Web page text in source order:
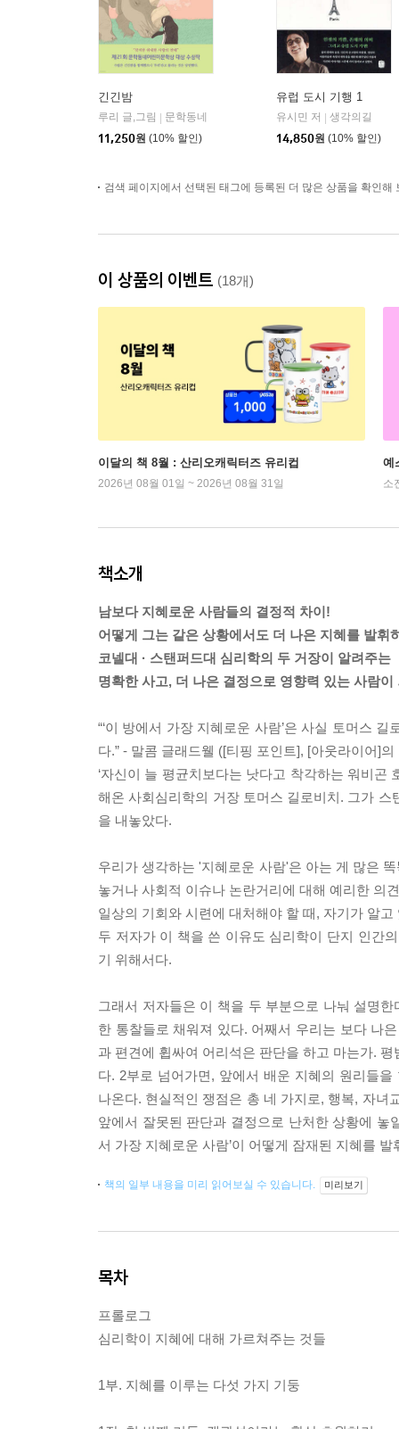
긴긴밤
루리 글,그림
문학동네
11,250원 (10% 할인)
유럽 도시 기행 1
유시민 저
생각의길
14,850원 (10% 할인)
검색 페이지에서 선택된 태그에 등록된 더 많은 상품을 확인해
이 상품의 이벤트 (18개)
이달의 책 8월 : 산리오캐릭터즈 유리컵
2026년 08월 01일 ~ 2026년 08월 31일
예
소
책소개
남보다 지혜로운 사람들의 결정적 차이!
어떻게 그는 같은 상황에서도 더 나은 지혜를 발휘
코넬대 · 스탠퍼드대 심리학의 두 거장이 알려주는
명확한 사고, 더 나은 결정으로 영향력 있는 사람이
“‘이 방에서 가장 지혜로운 사람’은 사실 토머스
다.” - 말콤 글래드웰 ([티핑 포인트], [아웃라이어]의
‘자신이 늘 평균치보다는 낫다고 착각하는 워비곤
해온 사회심리학의 거장 토머스 길로비치. 그가
을 내놓았다.
우리가 생각하는 '지혜로운 사람'은 아는 게 많은
놓거나 사회적 이슈나 논란거리에 대해 예리한 의
일상의 기회와 시련에 대처해야 할 때, 자기가 알
두 저자가 이 책을 쓴 이유도 심리학이 단지 인간
기 위해서다.
그래서 저자들은 이 책을 두 부분으로 나눠 설명
한 통찰들로 채워져 있다. 어째서 우리는 보다 나
과 편견에 휩싸여 어리석은 판단을 하고 마는가.
다. 2부로 넘어가면, 앞에서 배운 지혜의 원리들
나온다. 현실적인 쟁점은 총 네 가지로, 행복, 자녀
앞에서 잘못된 판단과 결정으로 난처한 상황에 놓
서 가장 지혜로운 사람’이 어떻게 잠재된 지혜를
책의 일부 내용을 미리 읽어보실 수 있습니다. 미리보기
목차
프롤로그
심리학이 지혜에 대해 가르쳐주는 것들
1부. 지혜를 이루는 다섯 가지 기둥